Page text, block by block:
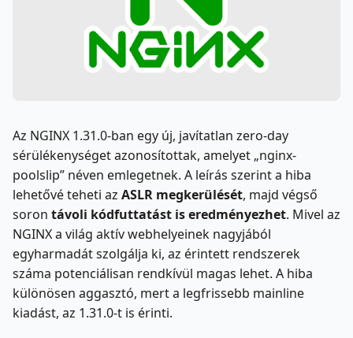
Az NGINX 1.31.0-ban egy új, javítatlan zero-day
sérülékenységet azonosítottak, amelyet „nginx-
poolslip” néven emlegetnek. A leírás szerint a hiba
lehetővé teheti az ASLR megkerülését, majd végső
soron távoli kódfuttatást is eredményezhet. Mivel az
NGINX a világ aktív webhelyeinek nagyjából
egyharmadát szolgálja ki, az érintett rendszerek
száma potenciálisan rendkívül magas lehet. A hiba
különösen aggasztó, mert a legfrissebb mainline
kiadást, az 1.31.0-t is érinti.